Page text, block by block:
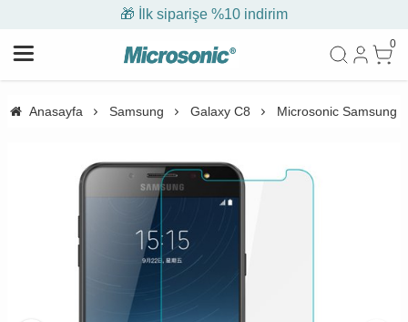
🎁 İlk siparişe %10 indirim
0
Anasayfa Samsung Galaxy C8 Microsonic Samsung